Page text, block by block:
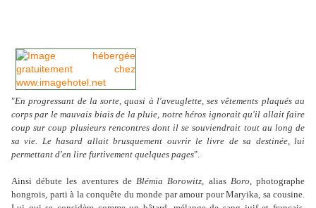
"En progressant de la sorte, quasi à l'aveuglette, ses vêtements plaqués au
corps par le mauvais biais de la pluie, notre héros ignorait qu'il allait faire
coup sur coup plusieurs rencontres dont il se souviendrait tout au long de
sa vie. Le hasard allait brusquement ouvrir le livre de sa destinée, lui
permettant d'en lire furtivement quelques pages".
Ainsi débute les aventures deBlémia Borowitz, alias Boro, photographe
hongrois, parti à la conquête du monde par amour pour Maryika, sa cousine.